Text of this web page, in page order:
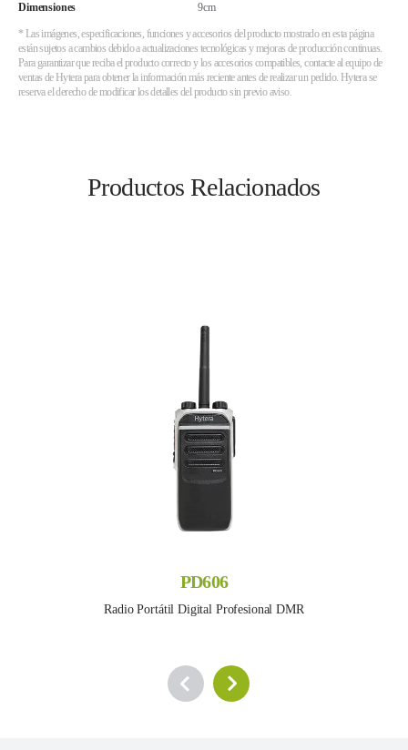
Dimensiones 9cm
* Las imágenes, especificaciones, funciones y accesorios del producto mostrado en esta página
están sujetos a cambios debido a actualizaciones tecnológicas y mejoras de producción continuas.
Para garantizar que reciba el producto correcto y los accesorios compatibles, contacte al equipo de
ventas de Hytera para obtener la información más reciente antes de realizar un pedido. Hytera se
reserva el derecho de modificar los detalles del producto sin previo aviso.
Productos Relacionados
PD606
Radio Portátil Digital Profesional DMR